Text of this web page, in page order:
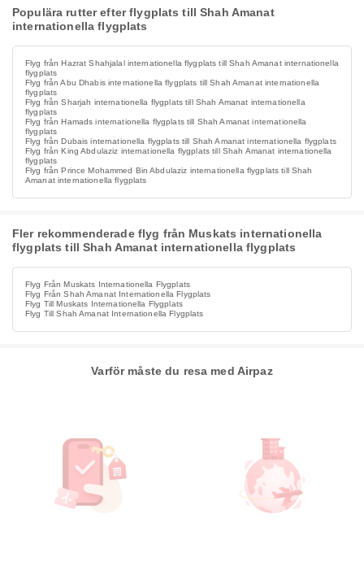
Populära rutter efter flygplats till Shah Amanat
internationella flygplats
Flyg från Hazrat Shahjalal internationella flygplats till Shah Amanat internationella
flygplats
Flyg från Abu Dhabis internationella flygplats till Shah Amanat internationella
flygplats
Flyg från Sharjah internationella flygplats till Shah Amanat internationella
flygplats
Flyg från Hamads internationella flygplats till Shah Amanat internationella
flygplats
Flyg från Dubais internationella flygplats till Shah Amanat internationella flygplats
Flyg från King Abdulaziz internationella flygplats till Shah Amanat internationella
flygplats
Flyg från Prince Mohammed Bin Abdulaziz internationella flygplats till Shah
Amanat internationella flygplats
Fler rekommenderade flyg från Muskats internationella
flygplats till Shah Amanat internationella flygplats
Flyg Från Muskats Internationella Flygplats
Flyg Från Shah Amanat Internationella Flygplats
Flyg Till Muskats Internationella Flygplats
Flyg Till Shah Amanat Internationella Flygplats
Varför måste du resa med Airpaz